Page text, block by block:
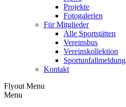
Projekte
Fotogalerien
Für Mitglieder
Alle Sportstätten
Vereinsbus
Vereinskollektion
Sportunfallmeldung
Kontakt
Flyout Menu
Menu